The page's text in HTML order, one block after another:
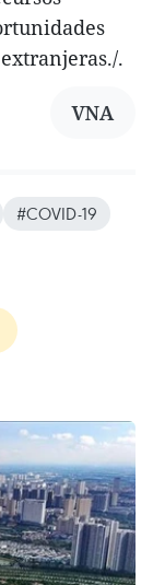
.
VNA
#COVID-19